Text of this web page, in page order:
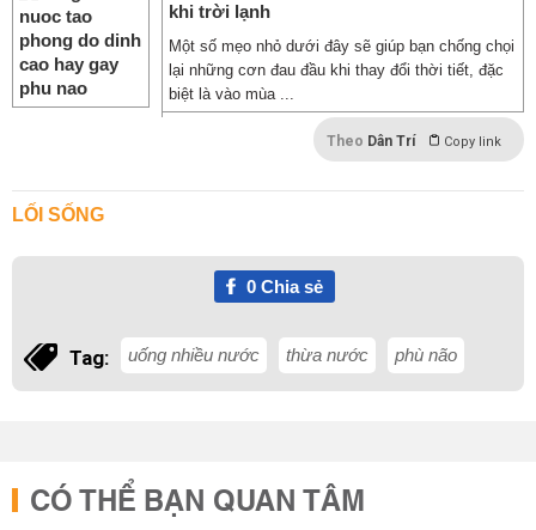
khi trời lạnh
Một số mẹo nhỏ dưới đây sẽ giúp bạn chống chọi
lại những cơn đau đầu khi thay đổi thời tiết, đặc
biệt là vào mùa ...
Theo Dân Trí Copy link
LỐI SỐNG
0Chia sẻ
Tag: uống nhiều nước thừa nước phù não
CÓ THỂ BẠN QUAN TÂM